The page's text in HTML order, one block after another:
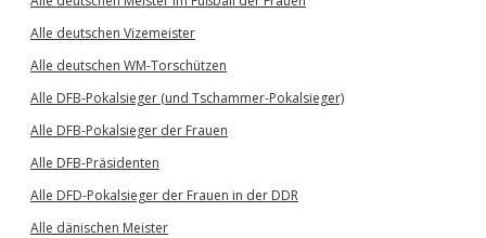
Alle deutschen Vizemeister
Alle deutschen WM-Torschützen
Alle DFB-Pokalsieger (und Tschammer-Pokalsieger)
Alle DFB-Pokalsieger der Frauen
Alle DFB-Präsidenten
Alle DFD-Pokalsieger der Frauen in der DDR
Alle dänischen Meister